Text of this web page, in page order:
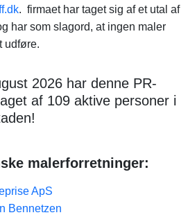
. firmaet har taget sig af et utal af
har som slagord, at ingen maler
udføre.
2026 har denne PR-
af 109 aktive personer i
malerforretninger:
ApS
Bennetzen